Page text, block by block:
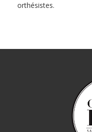
orthésistes.